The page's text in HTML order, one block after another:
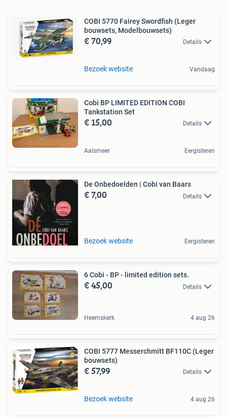
COBI 5770 Fairey Swordfish (Leger
bouwsets, Modelbouwsets)
€ 70,99 Details
Bezoek website Vandaag
Cobi BP LIMITED EDITION COBI
Tankstation Set
€ 15,00 Details
Aalsmeer Eergisteren
De Onbedoelden | Cobi van Baars
€ 7,00 Details
Bezoek website Eergisteren
6 Cobi - BP - limited edition sets.
€ 45,00 Details
Heemskerk 4 aug 26
COBI 5777 Messerchmitt BF110C (Leger
bouwsets)
€ 57,99 Details
Bezoek website 4 aug 26